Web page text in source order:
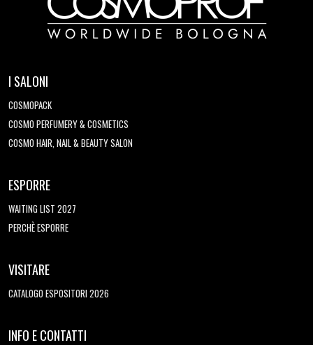
I SALONI
COSMOPACK
COSMO PERFUMERY & COSMETICS
COSMO HAIR, NAIL & BEAUTY SALON
ESPORRE
WAITING LIST 2027
PERCHÈ ESPORRE
VISITARE
CATALOGO ESPOSITORI 2026
INFO E CONTATTI